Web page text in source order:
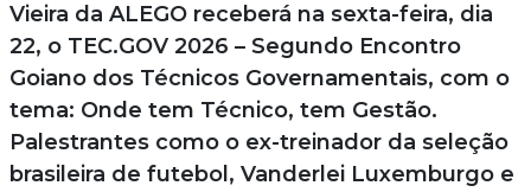
Vieira da ALEGO receberá na sexta-feira, dia
22, o TEC.GOV 2026 – Segundo Encontro
Goiano dos Técnicos Governamentais, com o
tema: Onde tem Técnico, tem Gestão.
Palestrantes como o ex-treinador da seleção
brasileira de futebol, Vanderlei Luxemburgo e